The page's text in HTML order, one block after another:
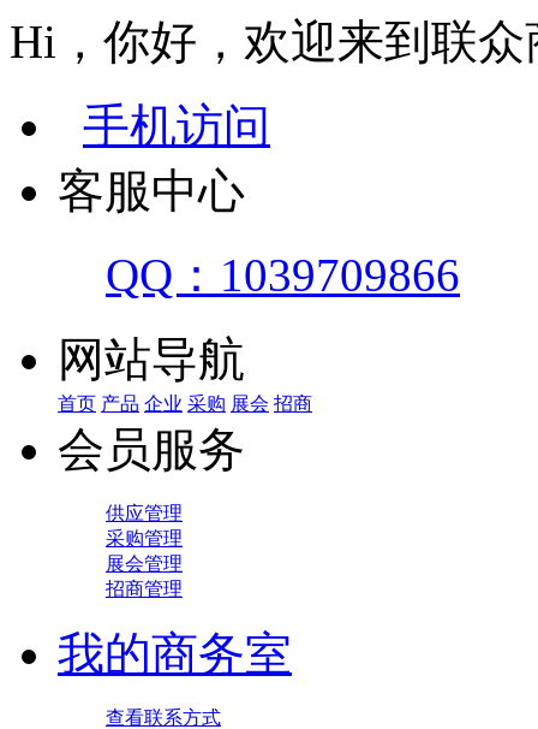
Hi，你好，欢迎来到联众
手机访问
客服中心
QQ：1039709866
网站导航
首页 产品 企业 采购 展会 招商
会员服务
供应管理
采购管理
展会管理
招商管理
我的商务室
查看联系方式